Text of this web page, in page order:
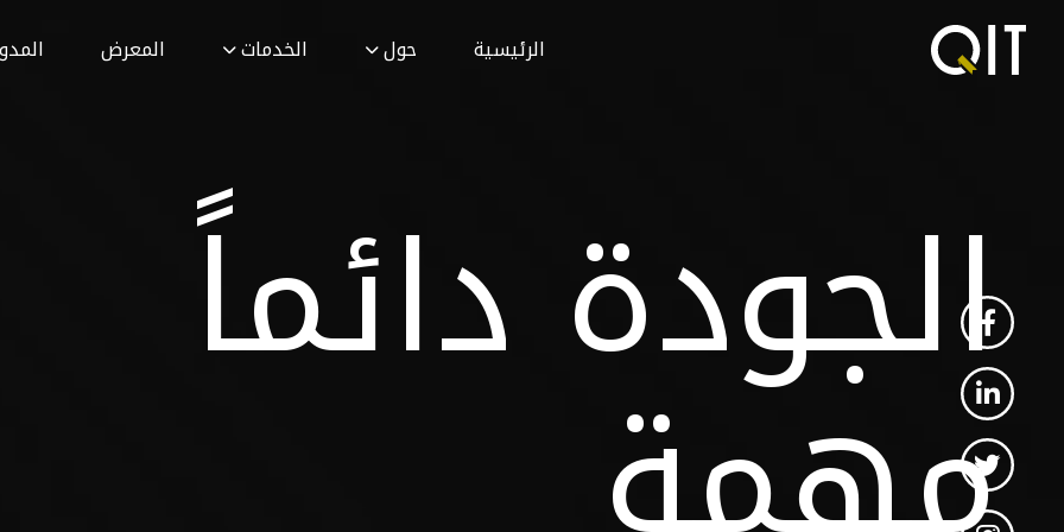
الرئيسية حول الخدمات المعرض
الجودة دائماً